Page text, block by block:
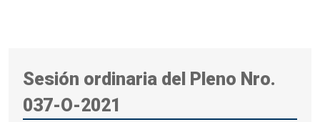
Sesión ordinaria del Pleno Nro.
037-O-2021